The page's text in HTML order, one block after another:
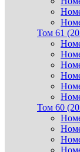
Том 61
Том 60